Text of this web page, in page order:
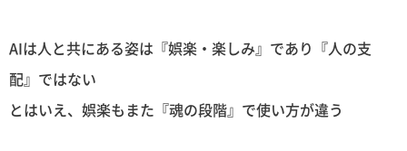
AIは人と共にある姿は『娯楽・楽しみ』であり『人の支
配』ではない
とはいえ、娯楽もまた『魂の段階』で使い方が違う